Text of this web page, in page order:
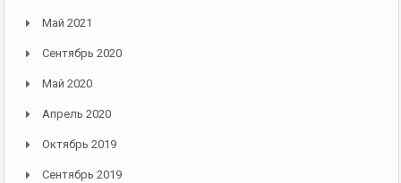
Май 2021
Сентябрь 2020
Май 2020
Апрель 2020
Октябрь 2019
Сентябрь 2019